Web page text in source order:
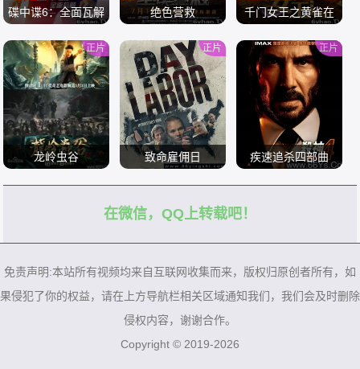
碟中谍6：全面瓦解
/
绝色营救
/
千门女王之黄雀在
龙岭虫谷
正片
致命雇佣日
正片
疾速追杀四部曲
正片
在微信，QQ上转载吧！
免责声明:本站所有视频均来自互联网收集而来，版权归原创者所有，如
果侵犯了你的权益，请在上方导航栏相关区域通知我们，我们会及时删除
侵权内容，谢谢合作。
Copyright © 2019-2026